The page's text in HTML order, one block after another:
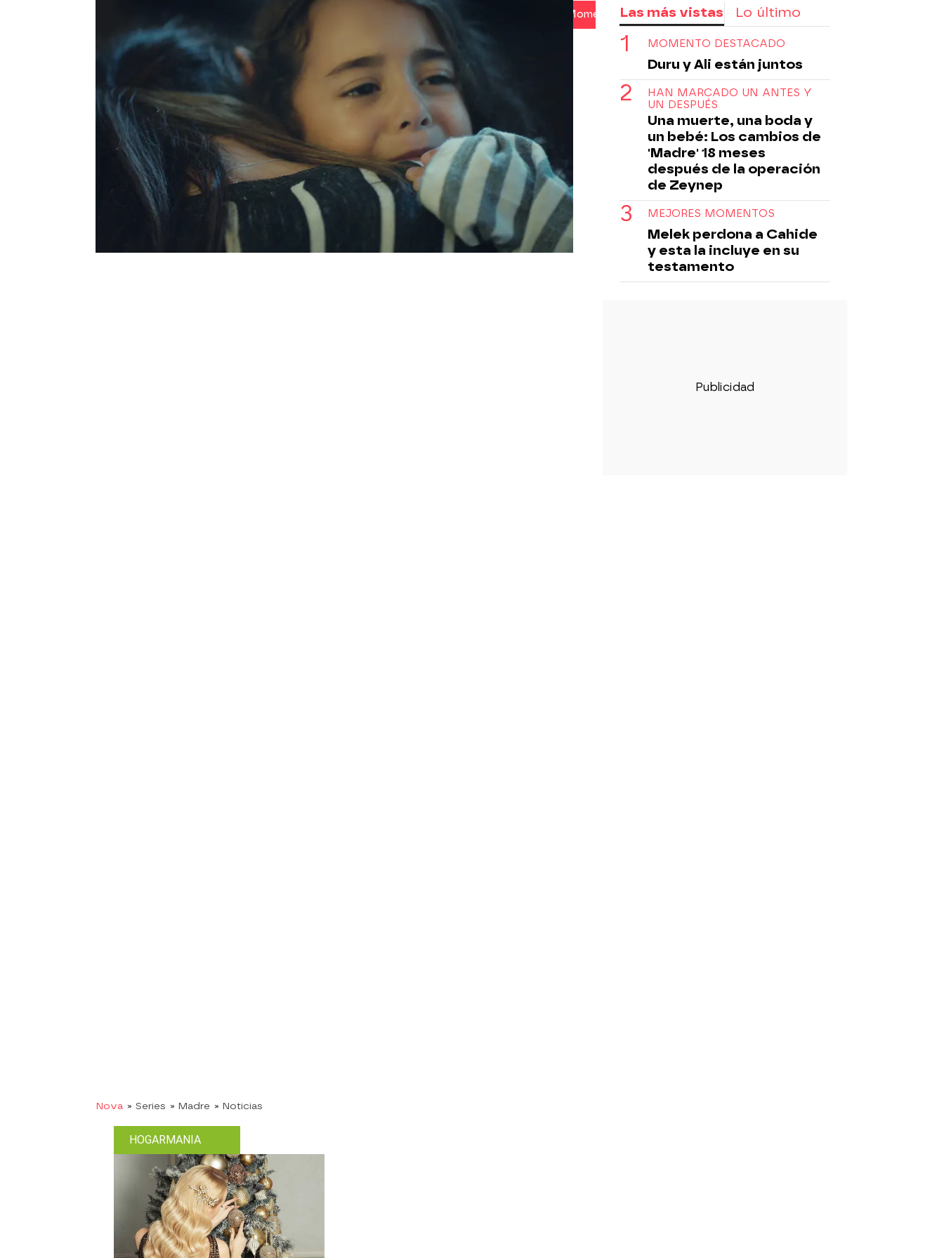
Mejores Momentos capítulos completos Sule
Nova » Series » Madre » Noticias
Las más vistas Lo último
MOMENTO DESTACADO
Duru y Ali están juntos
HAN MARCADO UN ANTES Y
UN DESPUÉS
Una muerte, una boda y
un bebé: Los cambios de
'Madre' 18 meses
después de la operación
de Zeynep
MEJORES MOMENTOS
Melek perdona a Cahide
y esta la incluye en su
testamento
HOGARMANIA